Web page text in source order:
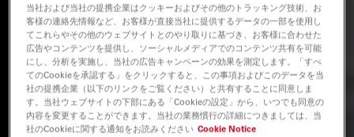
当社および当社の提携企業はクッキーおよびその他のトラッキング技術、お
客様の連絡先情報など、お客様が直接当社に提供するデータの一部を使用し
てこれらやその他のウェブサイトとのやり取りに基づき、お客様に合わせた
広告やコンテンツを提供し、ソーシャルメディアでのコンテンツ共有を可能
にし、分析を実施し、当社の広告キャンペーンの効果を測定します。「すべ
てのCookieを承認する」をクリックすると、この事項およびこのデータを当
社の提携企業（以下のリンクをご覧ください）と共有することに同意しま
す。当社ウェブサイトの下部にある「Cookieの設定」から、いつでも同意の
内容を変更することができます。当社の業務慣行の詳細につきましては、当
社のCookieに関する通知をお読みください Cookie Notice